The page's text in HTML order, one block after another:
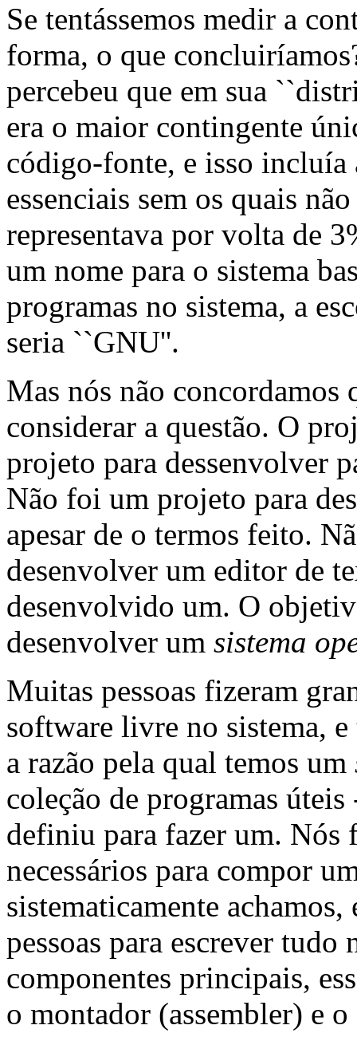
Se tentássemos medir a
forma, o que
percebeu que em sua
era o maior contingente
código-fonte, e isso incluía
essenciais sem os quais
representava por volta de
um nome para o sistema
programas no sistema, a
seria ``GNU''.
Mas nós não concordamos
considerar a questão. O
projeto para dessenvolver
Não foi um projeto para
apesar de o termos feito.
desenvolver um editor de
desenvolvido um. O
desenvolver um sistema
Muitas pessoas fizeram
software livre no sistema,
a razão pela qual temos um
coleção de programas
definiu para fazer um. Nós
necessários para compor
sistematicamente
pessoas para escrever tudo
componentes principais,
o montador (assembler) e